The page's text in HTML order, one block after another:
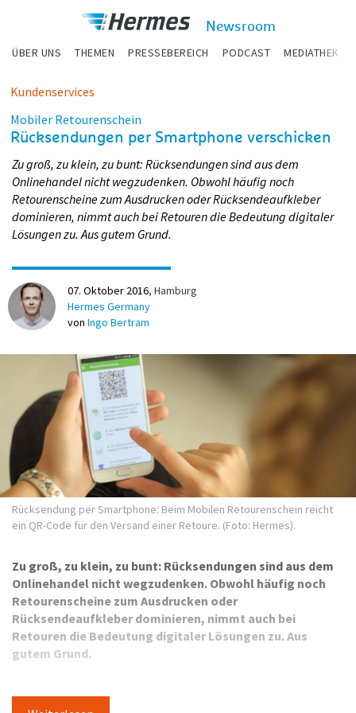
Newsroom
ÜBER UNS THEMEN PRESSEBEREICH PODCAST MEDIATHEK
Kundenservices
Mobiler Retourenschein
Rücksendungen per Smartphone verschicken
Zu groß, zu klein, zu bunt: Rücksendungen sind aus dem
Onlinehandel nicht wegzudenken. Obwohl häufig noch
Retourenscheine zum Ausdrucken oder Rücksendeaufkleber
dominieren, nimmt auch bei Retouren die Bedeutung digitaler
Lösungen zu. Aus gutem Grund.
07. Oktober 2016 Hamburg
Hermes Germany
von Ingo Bertram
Rücksendung per Smartphone: Beim Mobilen Retourenschein reicht
ein QR-Code für den Versand einer Retoure. (Foto: Hermes).
Zu groß, zu klein, zu bunt: Rücksendungen sind aus dem
Onlinehandel nicht wegzudenken. Obwohl häufig noch
Retourenscheine zum Ausdrucken oder
Rücksendeaufkleber dominieren, nimmt auch bei
Retouren die Bedeutung digitaler Lösungen zu. Aus
gutem Grund.
Was vor einigen Jahren noch kritisch beäugt wurde, ist schon